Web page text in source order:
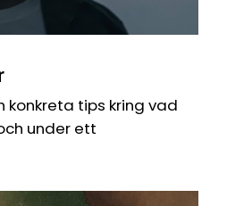
konkreta tips kring vad
under ett